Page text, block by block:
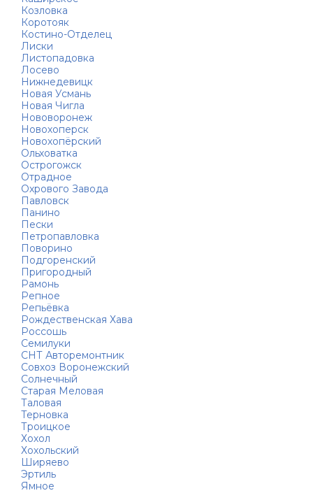
Козловка
Коротояк
Костино-Отделец
Лиски
Листопадовка
Лосево
Нижнедевицк
Новая Усмань
Новая Чигла
Нововоронеж
Новохоперск
Новохопёрский
Ольховатка
Острогожск
Отрадное
Охрового Завода
Павловск
Панино
Пески
Петропавловка
Поворино
Подгоренский
Пригородный
Рамонь
Репное
Репьёвка
Рождественская Хава
Россошь
Семилуки
СНТ Авторемонтник
Совхоз Воронежский
Солнечный
Старая Меловая
Таловая
Терновка
Троицкое
Хохол
Хохольский
Ширяево
Эртиль
Ямное